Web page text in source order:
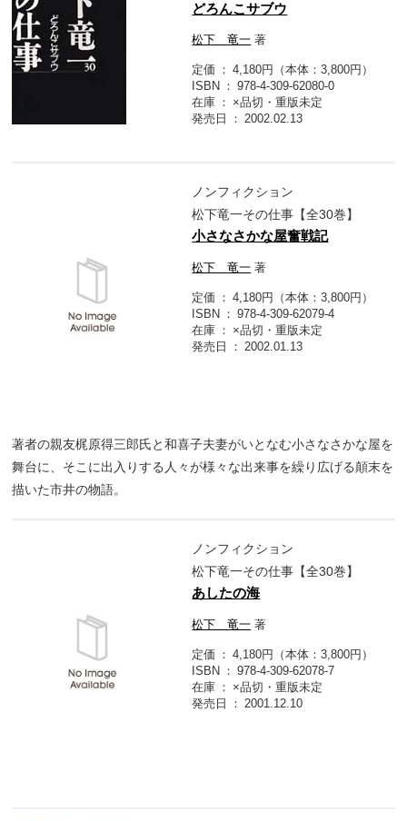
どろんこサブウ
松下 竜一 著
定価
4,180円（本体：3,800円）
ISBN
978-4-309-62080-0
在庫
×品切・重版未定
発売日
2002.02.13
ノンフィクション
松下竜一その仕事【全30巻】
小さなさかな屋奮戦記
松下 竜一 著
定価
4,180円（本体：3,800円）
ISBN
978-4-309-62079-4
在庫
×品切・重版未定
発売日
2002.01.13
著者の親友梶原得三郎氏と和喜子夫妻がいとなむ小さなさかな屋を
舞台に、そこに出入りする人々が様々な出来事を繰り広げる顛末を
描いた市井の物語。
ノンフィクション
松下竜一その仕事【全30巻】
あしたの海
松下 竜一 著
定価
4,180円（本体：3,800円）
ISBN
978-4-309-62078-7
在庫
×品切・重版未定
発売日
2001.12.10